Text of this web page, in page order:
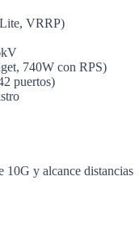
VRRP)
740W con RPS)
puertos)
10G y alcance distancias